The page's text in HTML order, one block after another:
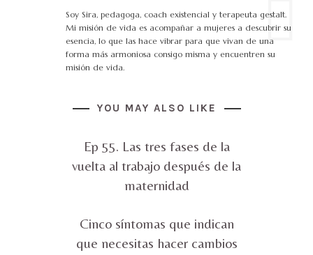
Soy Sira, pedagoga, coach existencial y terapeuta gestalt.
Mi misión de vida es acompañar a mujeres a descubrir su
esencia, lo que las hace vibrar para que vivan de una
forma más armoniosa consigo misma y encuentren su
misión de vida.
YOU MAY ALSO LIKE
Ep 55. Las tres fases de la
vuelta al trabajo después de la
maternidad
Cinco síntomas que indican
que necesitas hacer cambios